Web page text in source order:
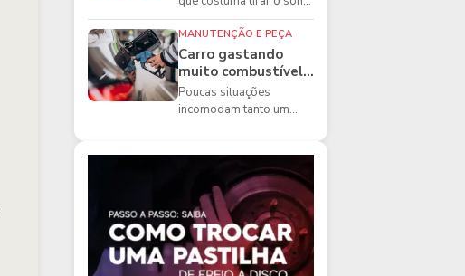
dos gestores de
manutenção, ela é a
imprevisibilidade...
MANUTENÇÃO E PEÇA
Carro gastando
muito combustível:
5 motivos que
podem aumentar o
Poucas situações
incomodam tanto um
acabando mais r...